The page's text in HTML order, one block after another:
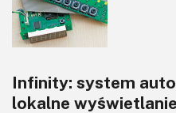
Infinity: system
lokalne